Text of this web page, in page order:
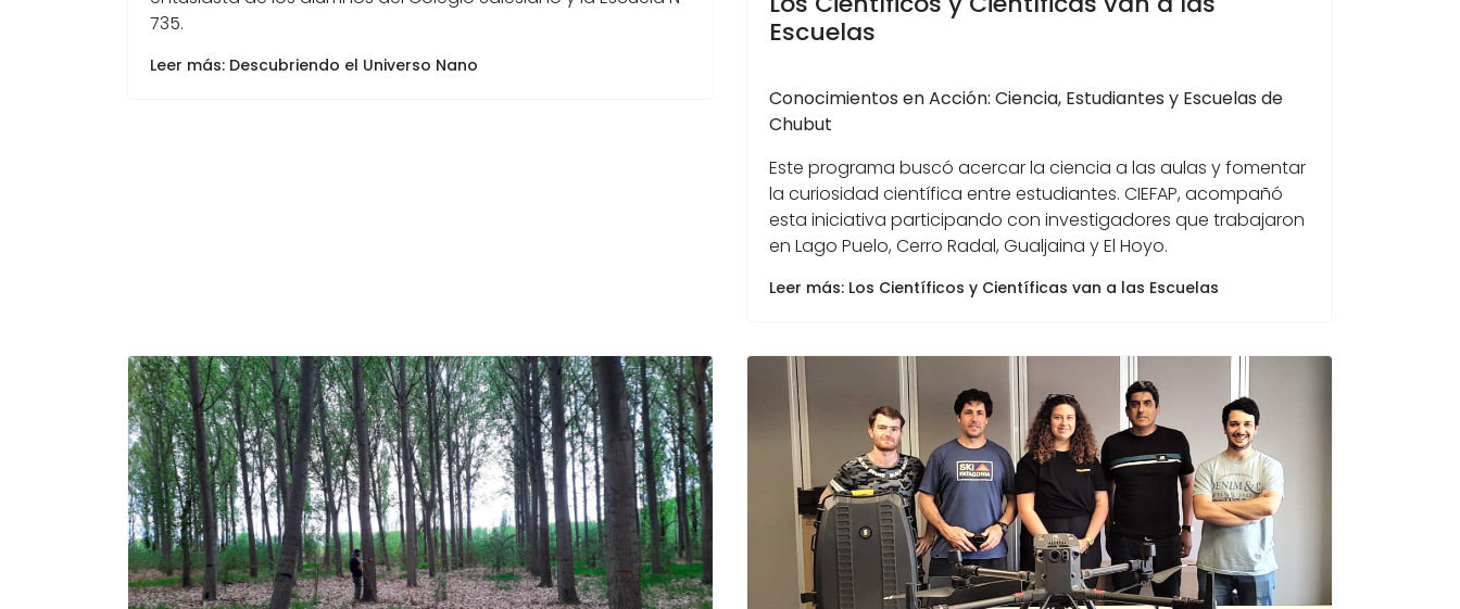
735.
Leer más: Descubriendo el Universo Nano
Escuelas
Conocimientos en Acción: Ciencia, Estudiantes y Escuelas de
Chubut
Este programa buscó acercar la ciencia a las aulas y fomentar
la curiosidad científica entre estudiantes. CIEFAP, acompañó
esta iniciativa participando con investigadores que trabajaron
en Lago Puelo, Cerro Radal, Gualjaina y El Hoyo.
Leer más: Los Científicos y Científicas van a las Escuelas